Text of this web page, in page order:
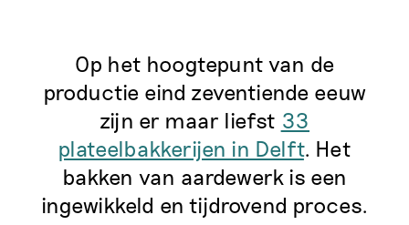
Op het hoogtepunt van de
productie eind zeventiende eeuw
zijn er maar liefst 33
plateelbakkerijen in Delft. Het
bakken van aardewerk is een
ingewikkeld en tijdrovend proces.